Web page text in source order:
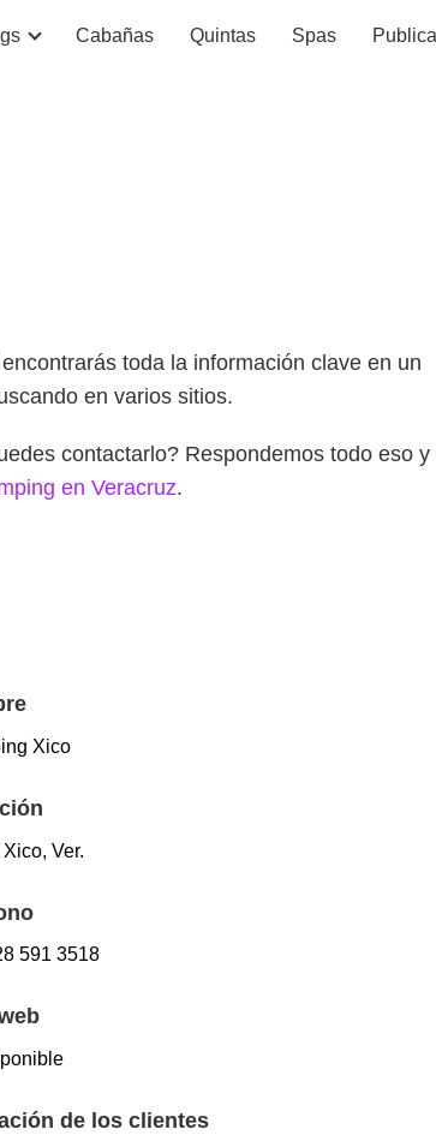
Cabañas Quintas Spas
toda la información clave en un
en varios sitios.
contactarlo? Respondemos todo eso y
en Veracruz.
Xico
Ver.
591 3518
de los clientes